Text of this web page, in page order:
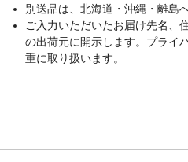
別送品は、北海道・沖縄・離島
ご入力いただいたお届け先名、
の出荷元に開示します。プライ
重に取り扱います。